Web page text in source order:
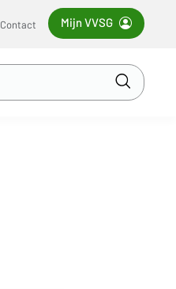
Contact Mijn VVSG